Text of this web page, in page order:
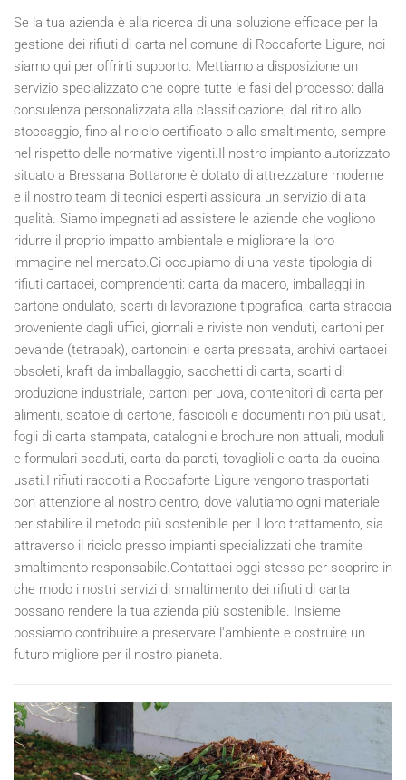
Se la tua azienda è alla ricerca di una soluzione efficace per la
gestione dei rifiuti di carta nel comune di Roccaforte Ligure, noi
siamo qui per offrirti supporto. Mettiamo a disposizione un
servizio specializzato che copre tutte le fasi del processo: dalla
consulenza personalizzata alla classificazione, dal ritiro allo
stoccaggio, fino al riciclo certificato o allo smaltimento, sempre
nel rispetto delle normative vigenti.Il nostro impianto autorizzato
situato a Bressana Bottarone è dotato di attrezzature moderne
e il nostro team di tecnici esperti assicura un servizio di alta
qualità. Siamo impegnati ad assistere le aziende che vogliono
ridurre il proprio impatto ambientale e migliorare la loro
immagine nel mercato.Ci occupiamo di una vasta tipologia di
rifiuti cartacei, comprendenti: carta da macero, imballaggi in
cartone ondulato, scarti di lavorazione tipografica, carta straccia
proveniente dagli uffici, giornali e riviste non venduti, cartoni per
bevande (tetrapak), cartoncini e carta pressata, archivi cartacei
obsoleti, kraft da imballaggio, sacchetti di carta, scarti di
produzione industriale, cartoni per uova, contenitori di carta per
alimenti, scatole di cartone, fascicoli e documenti non più usati,
fogli di carta stampata, cataloghi e brochure non attuali, moduli
e formulari scaduti, carta da parati, tovaglioli e carta da cucina
usati.I rifiuti raccolti a Roccaforte Ligure vengono trasportati
con attenzione al nostro centro, dove valutiamo ogni materiale
per stabilire il metodo più sostenibile per il loro trattamento, sia
attraverso il riciclo presso impianti specializzati che tramite
smaltimento responsabile.Contattaci oggi stesso per scoprire in
che modo i nostri servizi di smaltimento dei rifiuti di carta
possano rendere la tua azienda più sostenibile. Insieme
possiamo contribuire a preservare l'ambiente e costruire un
futuro migliore per il nostro pianeta.